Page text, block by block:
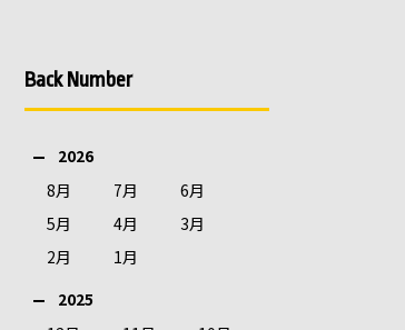
Back Number
2026
8月
7月
6月
5月
4月
3月
2月
1月
2025